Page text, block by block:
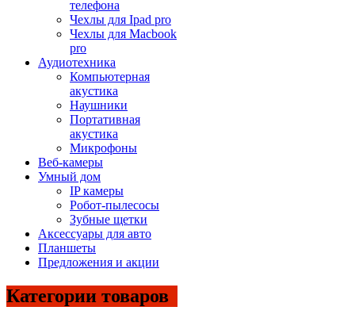
телефона
Чехлы для Ipad pro
Чехлы для Macbook
pro
Аудиотехника
Компьютерная
акустика
Наушники
Портативная
акустика
Микрофоны
Веб-камеры
Умный дом
IP камеры
Робот-пылесосы
Зубные щетки
Аксессуары для авто
Планшеты
Предложения и акции
Категории товаров